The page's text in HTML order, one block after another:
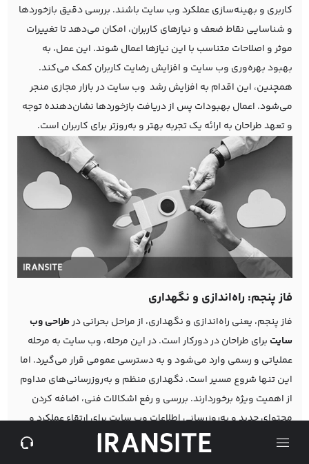
کاربری و بهینه‌سازی عملکرد وب سایت باشند. بررسی دقیق بازخوردها
و شناسایی نقاط ضعف و نیازهای کاربران، امکان می‌دهد تا تغییرات
موثر و اصلاحات متناسب با این نیازها اعمال شوند. این عمل، به
بهبود بهره‌وری وب سایت و افزایش رضایت کاربران کمک می‌کند.
همچنین، این اقدام به افزایش رشد وب سایت در بازار مجازی منجر
می‌شود. اعمال بهبودات پس از دریافت بازخوردها نشان‌دهنده توجه
و تعهد طراحان به ارائه یک تجربه بهتر و به‌روزتر برای کاربران است.
فاز پنجم: راه‌اندازی و نگهداری
فاز پنجم، یعنی راه‌اندازی و نگهداری، از مراحل بحرانی درطراحی وب‌
سایت برای طراحان در دورکار است. در این مرحله، وب سایت به مرحله
عملیاتی و رسمی وارد می‌شود و به دسترسی عمومی قرار می‌گیرد. اما
این تنها شروع مسیر است. نگهداری منظم و به‌روزرسانی‌های مداوم
از اهمیت ویژه برخوردارند. بررسی و رفع اشکالات فنی، اضافه کردن
محتوای جدید و به‌روزرسانی اطلاعات وب سایت برای ارتقاء عملکرد و
رفاهیت کاربران ضروری است. همچنین، مدیریت امنیت و پشتیبانی
فعال در این مرحله بسیار حیاتی است تا وب سایت در معرض هرگونه